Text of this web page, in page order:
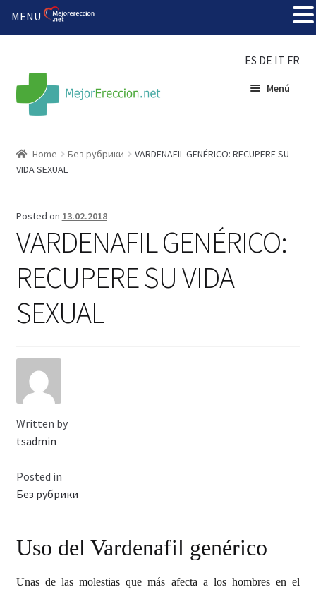
ES DE IT FR
Menú
Rueda de la fortuna
Echar fiesta
Solución barata
Super amoureux
Viaje romántico.
Faire la fête
Comment choisir?
Base de datos de productos
Sale
Verifica el Estado de tu Pedido
Blog
Home Без рубрики
VARDENAFIL GENÉRICO: RECUPERE SU
VIDA SEXUAL
Posted on 13.02.2018
VARDENAFIL GENÉRICO:
RECUPERE SU VIDA
SEXUAL
Written by
tsadmin
Posted in
Без рубрики
Uso del Vardenafil genérico
Unas de las molestias que más afecta a los hombres en el
MENU